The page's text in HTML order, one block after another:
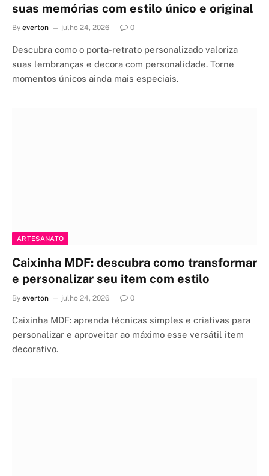
suas memórias com estilo único e original
By everton julho 24, 2026 0
Descubra como o porta-retrato personalizado valoriza
suas lembranças e decora com personalidade. Torne
momentos únicos ainda mais especiais.
ARTESANATO
Caixinha MDF: descubra como transformar
e personalizar seu item com estilo
By everton julho 24, 2026 0
Caixinha MDF: aprenda técnicas simples e criativas para
personalizar e aproveitar ao máximo esse versátil item
decorativo.